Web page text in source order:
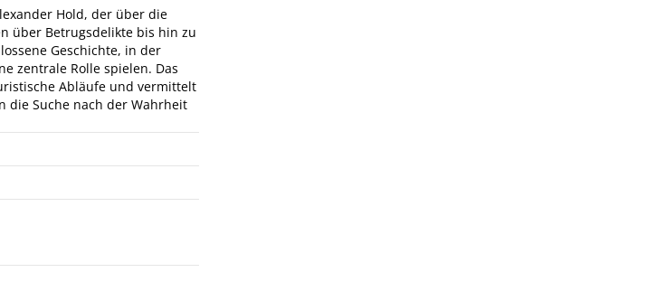
Hold, der über die
über Betrugsdelikte bis hin zu
Geschichte, in der
zentrale Rolle spielen. Das
Abläufe und vermittelt
die Suche nach der Wahrheit